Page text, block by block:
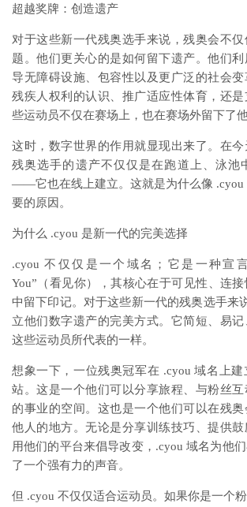
超越奖牌：创造遗产
对于这些新一代残奥选手来说，残奥会不
题。他们更关心的是如何留下遗产。他们
导无障碍设施、包容性以及更广泛的社会
残疾人权利的认识、推广适应性体育，还
些运动员不仅在赛场上，也在赛场外留下了他
这时，数字世界的作用就显现出来了。在今
残奥选手的遗产不仅仅是在跑道上、泳池
——它也在线上建立。这就是为什么像 .cyou
要的原因。
为什么 .cyou 是新一代的完美选择
.cyou 不仅仅是一个域名；它是一种宣
You”（看见你），其核心在于可见性、连
中留下印记。对于这些新一代的残奥选手来
立他们数字遗产的完美方式。它简短、易
这些运动员所代表的一样。
想象一下，一位残奥冠军在 .cyou 域名上建
站。这是一个他们可以分享旅程、与粉丝
的事业的空间。这也是一个他们可以在残
他人的地方。无论是分享训练技巧、提供鼓
用他们的平台来倡导改变，.cyou 域名为他
了一个强有力的声音。
但 .cyou 不仅仅适合运动员。如果你是一个